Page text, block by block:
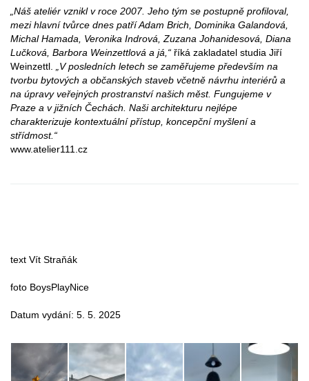
„Náš ateliér vznikl v roce 2007. Jeho tým se postupně profiloval,
mezi hlavní tvůrce dnes patří Adam Brich, Dominika Galandová,
Michal Hamada, Veronika Indrová, Zuzana Johanidesová, Diana
Lučková, Barbora Weinzettlová a já,“ říká zakladatel studia Jiří
Weinzettl.
„V posledních letech se zaměřujeme především na
tvorbu bytových a občanských staveb včetně návrhu interiérů a
na úpravy veřejných prostranství našich měst. Fungujeme v
Praze a v jižních Čechách. Naši architekturu nejlépe
charakterizuje kontextuální přístup, koncepční myšlení a
střídmost.“
www.atelier111.cz
text Vít Straňák
foto BoysPlayNice
Datum vydání: 5. 5. 2025